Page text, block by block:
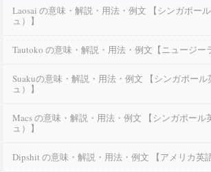
Laosai の意味・解説・用法・例文 【シンガポー
ュ）】
Tautoko の意味・解説・用法・例文【ニュージー
Suakuの意味・解説・用法・例文 【シンガポー
ュ）】
Macs の意味・解説・用法・例文 【シンガポール
ュ）】
Dipshit の意味・解説・用法・例文 【アメリカ英語